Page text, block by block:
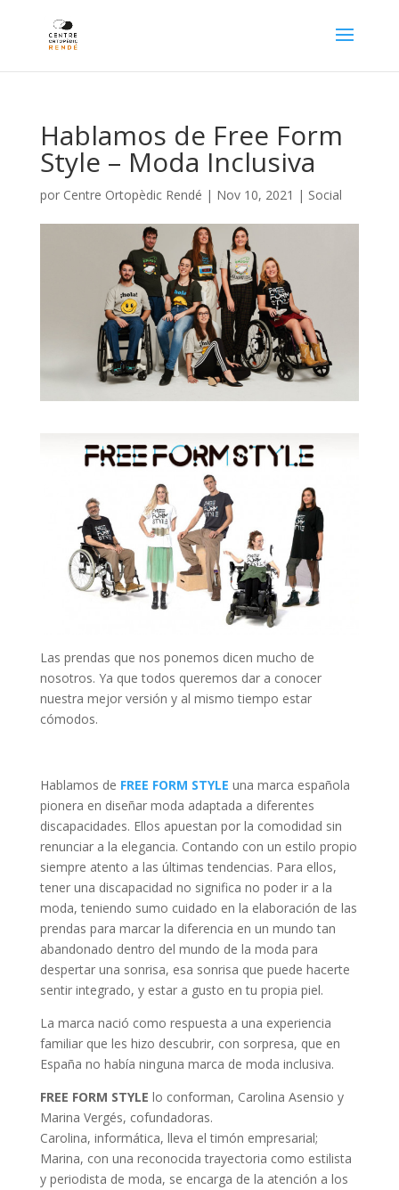
Hablamos de Free Form
Style – Moda Inclusiva
por Centre Ortopèdic Rendé | Nov 10, 2021 | Social
Las prendas que nos ponemos dicen mucho de
nosotros. Ya que todos queremos dar a conocer
nuestra mejor versión y al mismo tiempo estar
cómodos.
Hablamos de FREE FORM STYLE una marca española
pionera en diseñar moda adaptada a diferentes
discapacidades. Ellos apuestan por la comodidad sin
renunciar a la elegancia. Contando con un estilo propio
siempre atento a las últimas tendencias. Para ellos,
tener una discapacidad no significa no poder ir a la
moda, teniendo sumo cuidado en la elaboración de las
prendas para marcar la diferencia en un mundo tan
abandonado dentro del mundo de la moda para
despertar una sonrisa, esa sonrisa que puede hacerte
sentir integrado, y estar a gusto en tu propia piel.
La marca nació como respuesta a una experiencia
familiar que les hizo descubrir, con sorpresa, que en
España no había ninguna marca de moda inclusiva.
FREE FORM STYLE lo conforman, Carolina Asensio y
Marina Vergés, cofundadoras.
Carolina, informática, lleva el timón empresarial;
Marina, con una reconocida trayectoria como estilista
y periodista de moda, se encarga de la atención a los